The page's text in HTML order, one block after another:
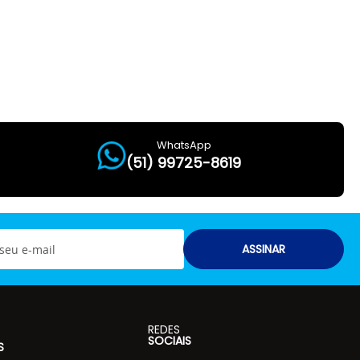
WhatsApp
(51) 99725-8619
ASSINAR
REDES
SOCIAIS